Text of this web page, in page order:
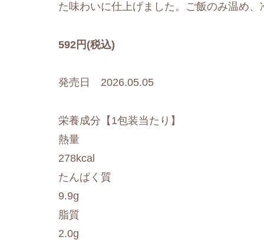
た味わいに仕上げました。ご飯のみ温め
592円(税込)
発売日 2026.05.05
栄養成分【1包装当たり】
熱量
278kcal
たんぱく質
9.9g
脂質
2.0g